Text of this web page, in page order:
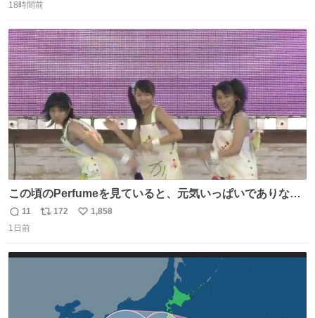
信
ポ
ト
数
数
18時間前
この頃のPerfumeを見ていると、元気いっぱいでありなが
ら決して感情に任せすぎることなく、しっかりと制御され
たダンスであることに新鮮に驚く。3人のあげた足の向き
こから積み重ねてきた努力や練習量が見て取れる…
返
信
11
リ
172
い
1,858
1日前